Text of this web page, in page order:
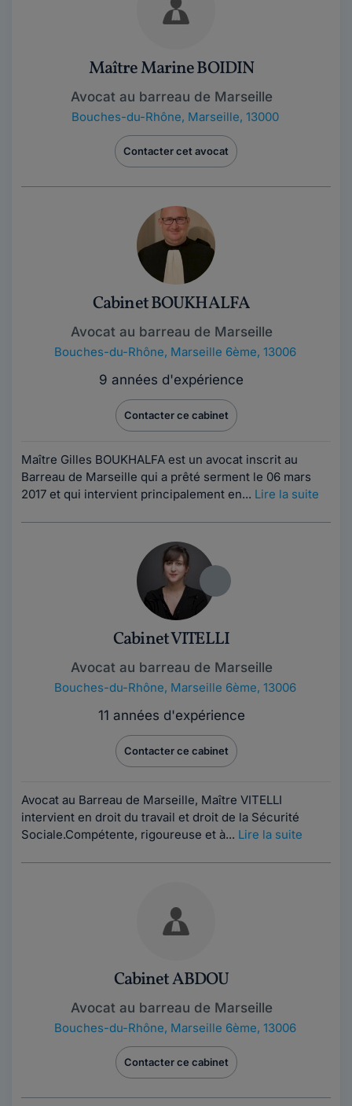
Maître Marine BOIDIN
Avocat au barreau de Marseille
Bouches-du-Rhône, Marseille, 13000
Contacter cet avocat
Cabinet BOUKHALFA
Avocat au barreau de Marseille
Bouches-du-Rhône, Marseille 6ème, 13006
9 années d'expérience
Contacter ce cabinet
Maître Gilles BOUKHALFA est un avocat inscrit au
Barreau de Marseille qui a prêté serment le 06 mars
2017 et qui intervient principalement en... Lire la suite
Cabinet VITELLI
Avocat au barreau de Marseille
Bouches-du-Rhône, Marseille 6ème, 13006
11 années d'expérience
Contacter ce cabinet
Avocat au Barreau de Marseille, Maître VITELLI
intervient en droit du travail et droit de la Sécurité
Sociale.Compétente, rigoureuse et à... Lire la suite
Cabinet ABDOU
Avocat au barreau de Marseille
Bouches-du-Rhône, Marseille 6ème, 13006
Contacter ce cabinet